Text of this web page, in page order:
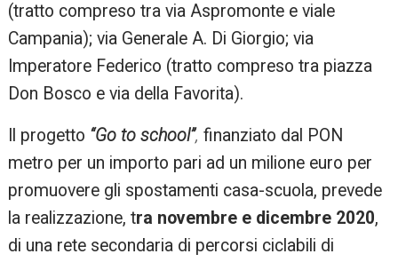
(tratto compreso tra via Aspromonte e viale
Campania); via Generale A. Di Giorgio; via
Imperatore Federico (tratto compreso tra piazza
Don Bosco e via della Favorita).
Il progetto “Go to school”, finanziato dal PON
metro per un importo pari ad un milione euro per
promuovere gli spostamenti casa-scuola, prevede
la realizzazione, tra novembre e dicembre 2020,
di una rete secondaria di percorsi ciclabili di